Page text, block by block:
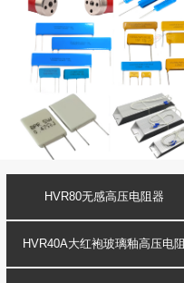
HVR80无感高压电阻器
HVR40A大红袍玻璃釉高压电阻